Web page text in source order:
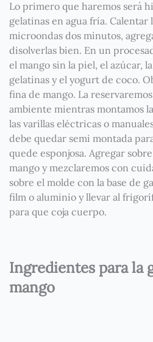
Lo primero que haremos será
gelatinas en agua fría. Calentar
microondas dos minutos,
disolverlas bien. En un
el mango sin la piel, el azúcar,
gelatinas y el yogurt de coco.
fina de mango. La
ambiente mientras montamos
las varillas eléctricas o
debe quedar semi montada
quede esponjosa. Agregar
mango y mezclaremos con
sobre el molde con la base de
film o aluminio y llevar al
para que coja cuerpo.
Ingredientes para la
mango